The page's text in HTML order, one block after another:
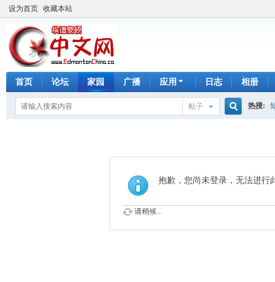
设为首页 收藏本站
首页 论坛 家园 广播 应用 日志 相册
帖子
索
热搜:
抱歉，您尚未登录，无法进行
请稍候...